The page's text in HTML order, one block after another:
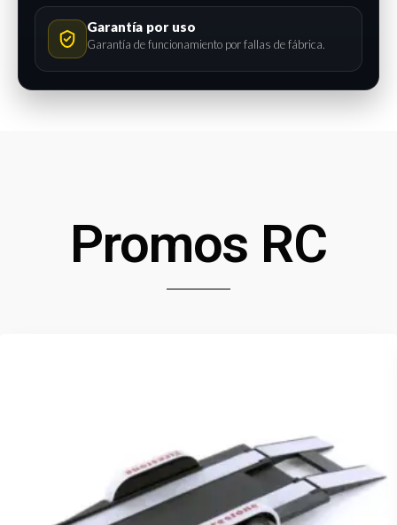
Garantía por uso
Garantía de funcionamiento por fallas de fábrica.
Promos RC